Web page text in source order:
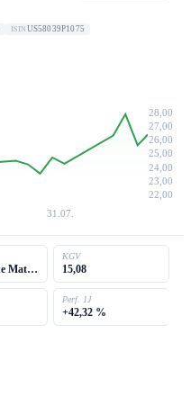
ISIN US58039P1075
28,00
27,00
26,00
25,00
24,00
23,00
22,00
31.07.
Grundlegende Materialien
KGV
15,08
Perf. 1J
+42,32 %